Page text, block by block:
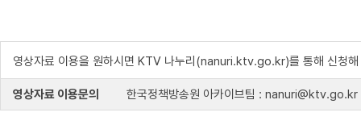
영상자료 이용을 원하시면 KTV 나누리(nanuri.ktv.go.kr)를 통해 신청해
영상자료 이용문의 한국정책방송원 아카이브팀 : nanuri@ktv.go.kr